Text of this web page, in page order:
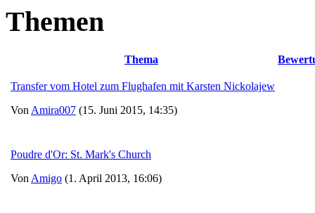
Themen
Thema
Transfer vom Hotel zum Flughafen mit Karsten Nickolajew
Von Amira007 (15. Juni 2015, 14:35)
Poudre d'Or: St. Mark's Church
Von Amigo (1. April 2013, 16:06)